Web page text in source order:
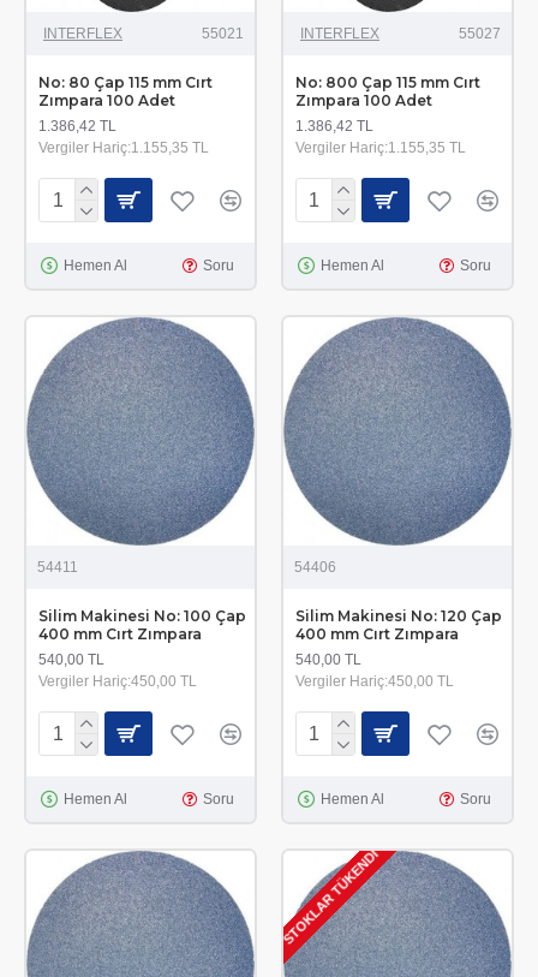
INTERFLEX 55021
No: 80 Çap 115 mm Cırt
Zımpara 100 Adet
1.386,42 TL
Vergiler Hariç:1.155,35 TL
Hemen Al Soru
INTERFLEX 55027
No: 800 Çap 115 mm Cırt
Zımpara 100 Adet
1.386,42 TL
Vergiler Hariç:1.155,35 TL
Hemen Al Soru
54411
Silim Makinesi No: 100 Çap
400 mm Cırt Zımpara
540,00 TL
Vergiler Hariç:450,00 TL
Hemen Al Soru
54406
Silim Makinesi No: 120 Çap
400 mm Cırt Zımpara
540,00 TL
Vergiler Hariç:450,00 TL
Hemen Al Soru
STOKLAR TÜKENDI